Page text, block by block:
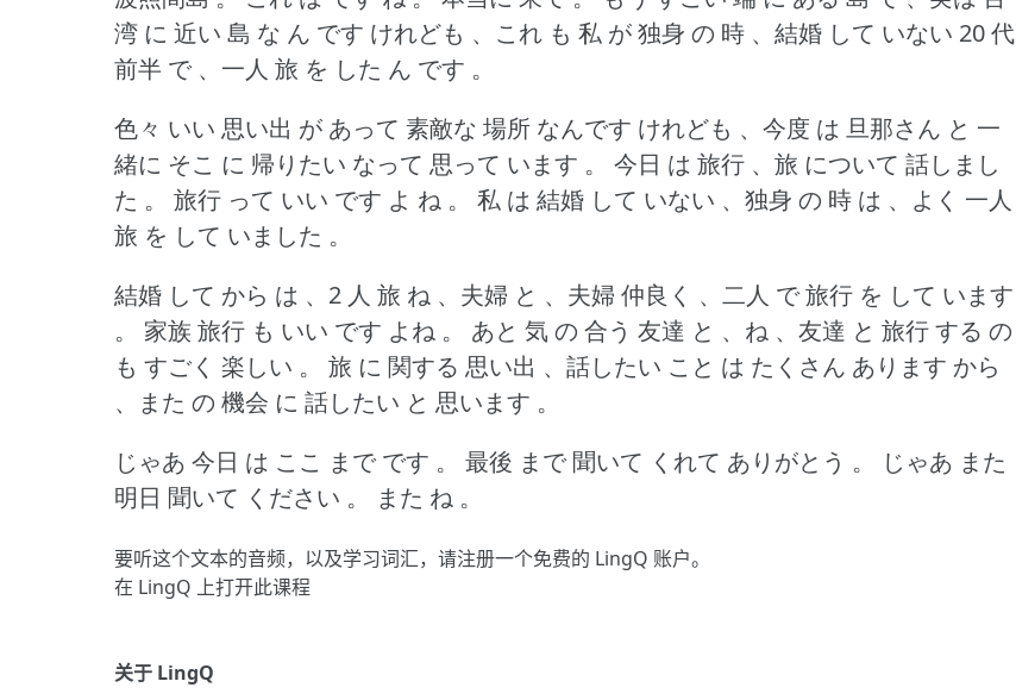
湾 に 近い 島 な ん です けれども 、これ も 私 が 独身 の 時 、結婚 して いない 20 代
前半 で 、一人 旅 を した ん です 。
色々 いい 思い出 が あって 素敵な 場所 なんです けれども 、今度 は 旦那さん と 一
緒に そこ に 帰りたい なって 思って います 。
今日 は 旅行 、旅 について 話しまし
た 。
旅行 って いい です よ ね 。
私 は 結婚 して いない 、独身 の 時 は 、よく 一人
旅 を して いました 。
結婚 して から は 、2 人 旅 ね 、夫婦 と 、夫婦 仲良く 、二人 で 旅行 を して います
。
家族 旅行 も いい です よね 。
あと 気 の 合う 友達 と 、ね 、友達 と 旅行 する の
も すごく 楽しい 。
旅 に 関する 思い出 、話したい こと は たくさん あります から
、また の 機会 に 話したい と 思います 。
じゃあ 今日 は ここ まで です 。
最後 まで 聞いて くれて ありがとう 。
じゃあ また
明日 聞いて ください 。
また ね 。
要听这个文本的音频，以及学习词汇，请注册一个免费的 LingQ 账户。
在 LingQ 上打开此课程
关于 LingQ